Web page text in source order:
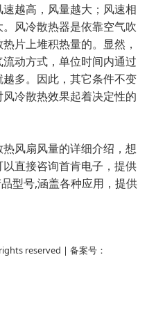
越高，风量越大；风速相
风冷散热器是依靠空气吹
片上堆积热量的。显然，
动方式，单位时间内通过
多。因此，其它条件不变
冷散热效果起着决定性的
风扇风量的详细介绍，想
直接咨询首肯电子，提供
型号,涵盖各种应用，提供
reserved | 备案号：